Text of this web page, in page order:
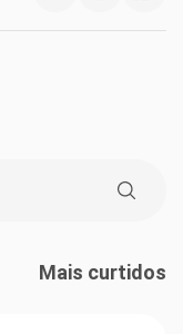
Mais curtidos